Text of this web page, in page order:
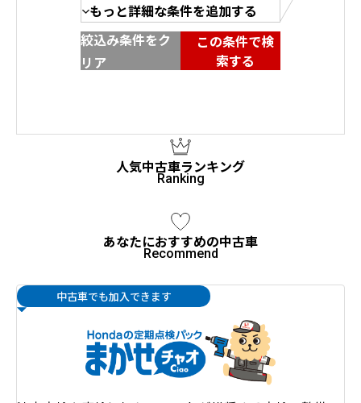
もっと詳細な条件を追加する
絞込み条件をク
リア
この条件で検
索する
人気中古車ランキング
あなたにおすすめの中古車
中古車でも加入できます